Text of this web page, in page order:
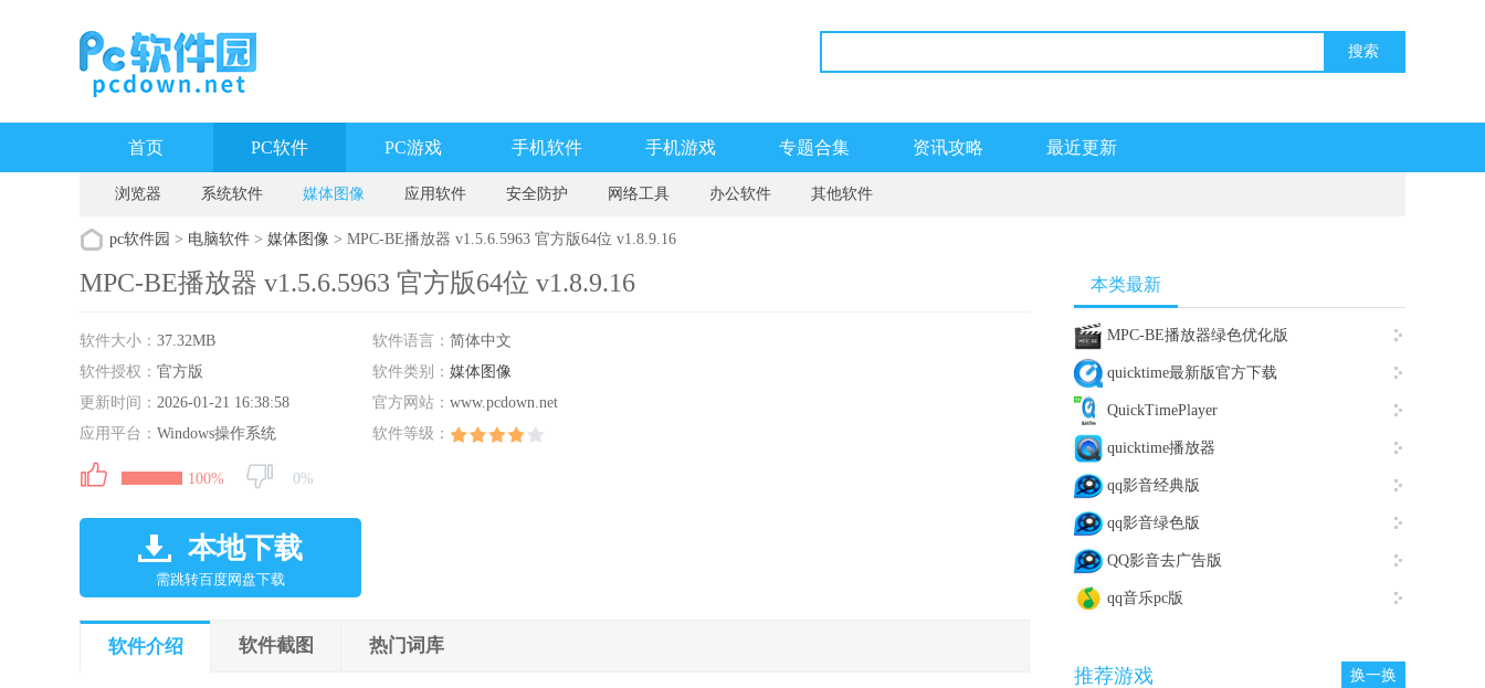
首页 PC软件 PC游戏 手机软件 手机游戏 专题合集 资讯攻略 最近更新
浏览器 系统软件 媒体图像 应用软件 安全防护 网络工具 办公软件 其他软件
pc软件园 > 电脑软件 > 媒体图像 > MPC-BE播放器 v1.5.6.5963 官方版64位 v1.8.9.16
MPC-BE播放器 v1.5.6.5963 官方版64位 v1.8.9.16
软件大小： 37.32MB 软件语言： 简体中文
软件授权： 官方版 软件类别： 媒体图像
更新时间： 2026-01-21 16:38:58 官方网站： www.pcdown.net
应用平台： Windows操作系统 软件等级：
100% 0%
本地下载
需跳转百度网盘下载
软件介绍 软件截图 热门词库
本类最新
MPC-BE播放器绿色优化版
quicktime最新版官方下载
QuickTimePlayer
quicktime播放器
qq影音经典版
qq影音绿色版
QQ影音去广告版
qq音乐pc版
推荐游戏 换一换